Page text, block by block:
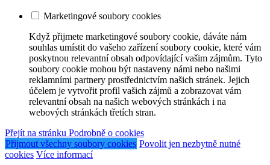
Marketingové soubory cookies
Když přijmete marketingové soubory cookie, dáváte nám
souhlas umístit do vašeho zařízení soubory cookie, které vám
poskytnou relevantní obsah odpovídající vašim zájmům. Tyto
soubory cookie mohou být nastaveny námi nebo našimi
reklamními partnery prostřednictvím našich stránek. Jejich
účelem je vytvořit profil vašich zájmů a zobrazovat vám
relevantní obsah na našich webových stránkách i na
webových stránkách třetích stran.
Přejít na stránku Podrobně o cookies
Přijmout všechny soubory cookies Povolit jen nezbytně nutné
cookies Více informací